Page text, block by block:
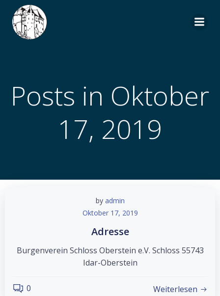
Posts in Oktober
17, 2019
by admin
Oktober 17, 2019
Adresse
Burgenverein Schloss Oberstein e.V. Schloss 55743
Idar-Oberstein
0 Weiterlesen